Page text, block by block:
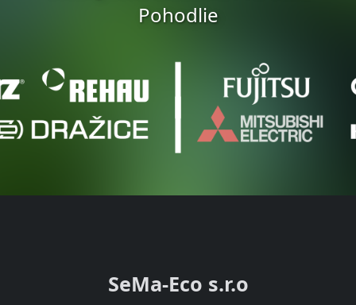
Pohodlie
SeMa-Eco s.r.o